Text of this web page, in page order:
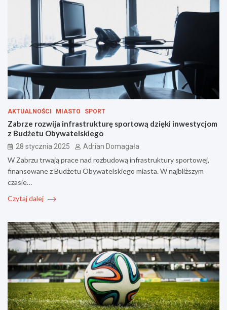
AKTUALNOŚCI MIASTO SPORT
Zabrze rozwija infrastrukturę sportową dzięki inwestycjom
z Budżetu Obywatelskiego
28 stycznia 2025 Adrian Domagała
W Zabrzu trwają prace nad rozbudową infrastruktury sportowej,
finansowane z Budżetu Obywatelskiego miasta. W najbliższym
czasie…
Czytaj dalej